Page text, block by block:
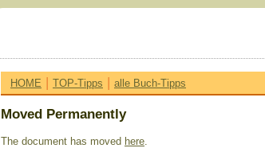
HOME | TOP-Tipps | alle Buch-Tipps
Moved Permanently
The document has moved here.